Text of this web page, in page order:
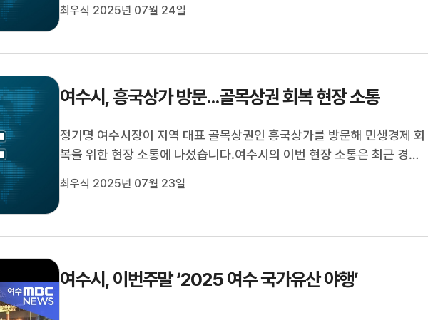
문을 통해매년 정기적인 친절 교육과 현장 점검을 실시해 왔지만이번과 같
최우식 2025년 07월 24일
여수시, 흥국상가 방문...골목상권 회복 현장 소통
정기명 여수시장이 지역 대표 골목상권인 흥국상가를 방문해 민생경제 회
복을 위한 현장 소통에 나섰습니다.여수시의 이번 현장 소통은 최근 경기
회복 방안을 모색하고 실질적인 민생경제 지원 방안을 논의하기 위해 마련
최우식 2025년 07월 23일
여수시, 이번주말 ‘2025 여수 국가유산 야행’